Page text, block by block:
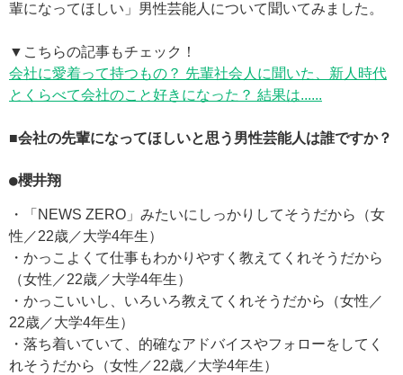
輩になってほしい」男性芸能人について聞いてみました。
▼こちらの記事もチェック！
会社に愛着って持つもの？ 先輩社会人に聞いた、新人時代
とくらべて会社のこと好きになった？ 結果は......
■会社の先輩になってほしいと思う男性芸能人は誰ですか？
●櫻井翔
・「NEWS ZERO」みたいにしっかりしてそうだから（女
性／22歳／大学4年生）
・かっこよくて仕事もわかりやすく教えてくれそうだから
（女性／22歳／大学4年生）
・かっこいいし、いろいろ教えてくれそうだから（女性／
22歳／大学4年生）
・落ち着いていて、的確なアドバイスやフォローをしてく
れそうだから（女性／22歳／大学4年生）